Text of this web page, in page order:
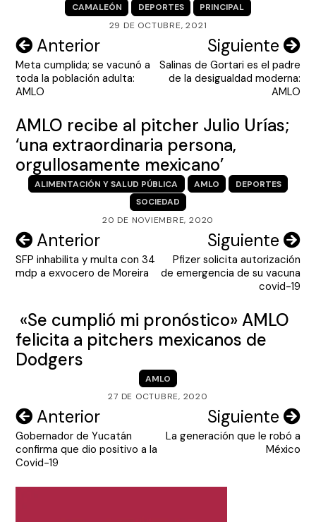
CAMALEÓN DEPORTES
PRINCIPAL
29 DE OCTUBRE, 2021
Navegación
de
entradas
Anterior
Meta cumplida; se vacunó a
toda la población adulta:
AMLO
Siguiente
Salinas de Gortari es el padre
de la desigualdad moderna:
AMLO
AMLO recibe al pitcher Julio Urías;
‘una extraordinaria persona,
orgullosamente mexicano’
ALIMENTACIÓN Y SALUD PÚBLICA AMLO
DEPORTES
SOCIEDAD
20 DE NOVIEMBRE, 2020
Navegación
de
Anterior
SFP inhabilita y multa con 34
mdp a exvocero de Moreira
Siguiente
Pfizer solicita autorización
de emergencia de su vacuna
covid-19
«Se cumplió mi pronóstico» AMLO
felicita a pitchers mexicanos de
Dodgers
AMLO
27 DE OCTUBRE, 2020
Navegación
de
entradas
Anterior
Gobernador de Yucatán
confirma que dio positivo a la
Covid-19
Siguiente
La generación que le robó a
México